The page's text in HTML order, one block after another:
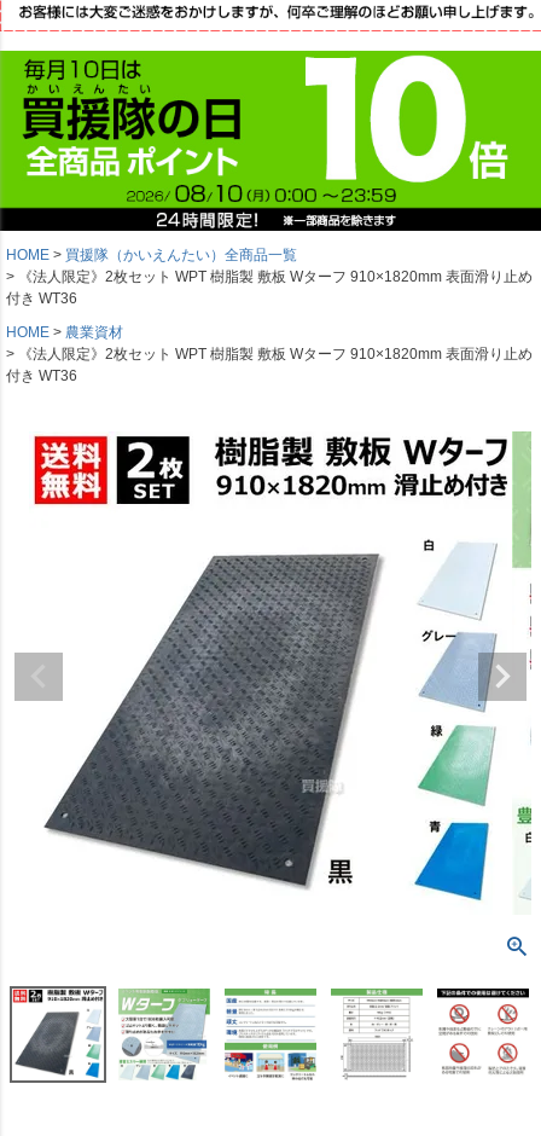
HOME
買援隊（かいえんたい）全商品一覧
《法人限定》2枚セット WPT 樹脂製 敷板 Wターフ 910×1820mm 表面滑り止め
付き WT36
HOME
農業資材
《法人限定》2枚セット WPT 樹脂製 敷板 Wターフ 910×1820mm 表面滑り止め
付き WT36